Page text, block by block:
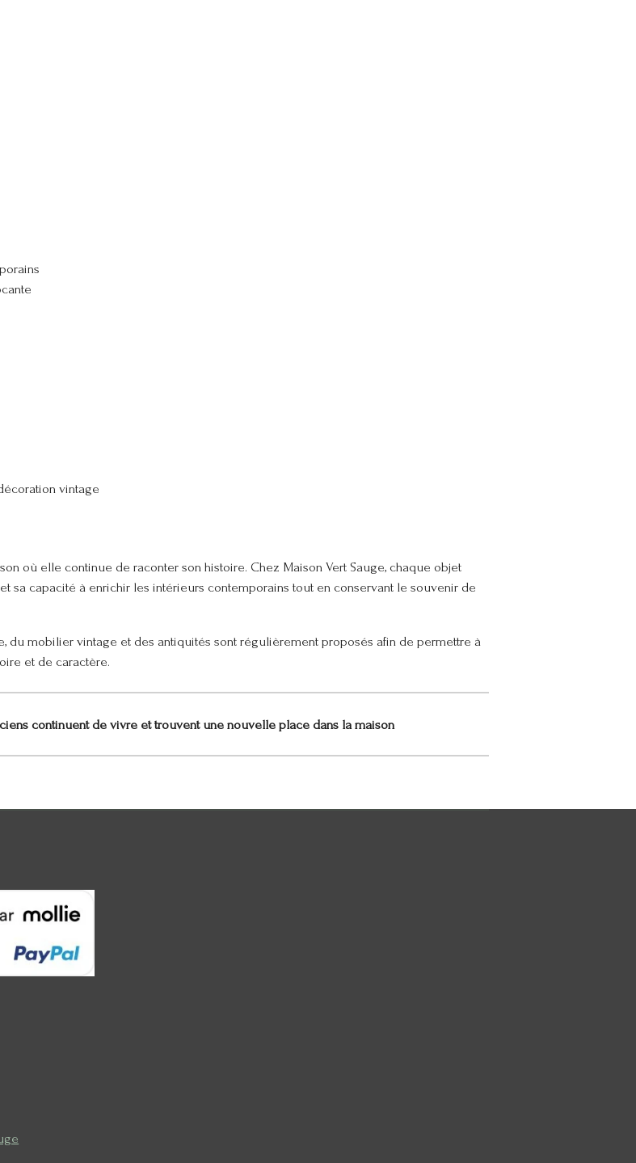
vintage
où elle continue de raconter son histoire. Chez Maison Vert Sauge, chaque objet
sa capacité à enrichir les intérieurs contemporains tout en conservant le souvenir de
du mobilier vintage et des antiquités sont régulièrement proposés afin de permettre à
et de caractère.
continuent de vivre et trouvent une nouvelle place dans la maison